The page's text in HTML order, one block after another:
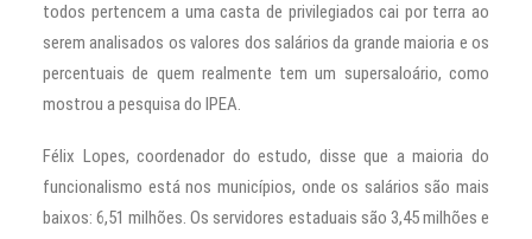
todos pertencem a uma casta de privilegiados cai por terra ao
serem analisados os valores dos salários da grande maioria e os
percentuais de quem realmente tem um supersaloário, como
mostrou a pesquisa do IPEA.
Félix Lopes, coordenador do estudo, disse que a maioria do
funcionalismo está nos municípios, onde os salários são mais
baixos: 6,51 milhões. Os servidores estaduais são 3,45 milhões e